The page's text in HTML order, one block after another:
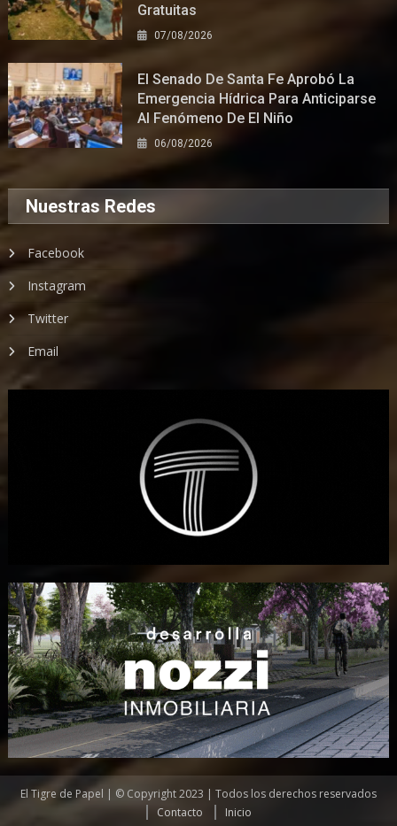
Gratuitas
07/08/2026
El Senado De Santa Fe Aprobó La
Emergencia Hídrica Para Anticiparse
Al Fenómeno De El Niño
06/08/2026
Nuestras Redes
Facebook
Instagram
Twitter
Email
El Tigre de Papel | © Copyright 2023 | Todos los derechos reservados
Contacto
Inicio